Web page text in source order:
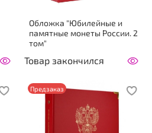
Обложка "Юбилейные и
памятные монеты России. 2
том"
Товар закончился
Предзаказ